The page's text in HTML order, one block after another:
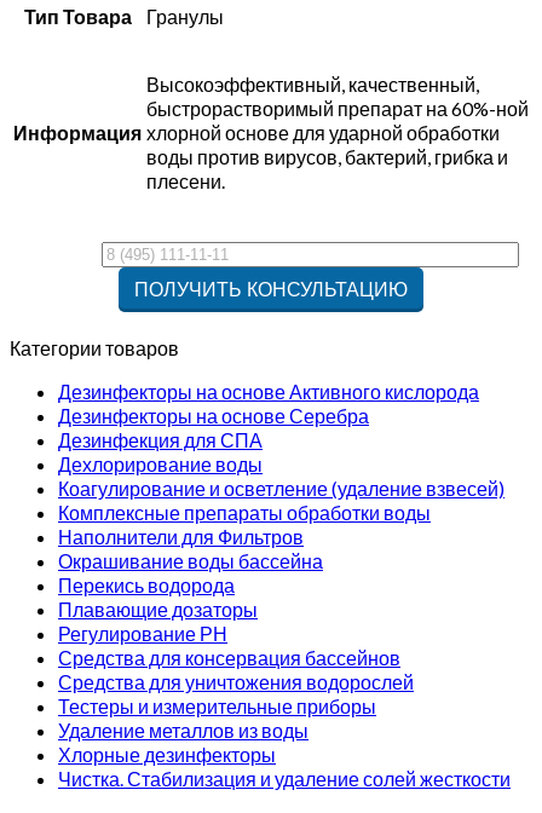
Тип Товара Гранулы
Информация
Высокоэффективный, качественный,
быстрорастворимый препарат на 60%-ной
хлорной основе для ударной обработки
воды против вирусов, бактерий, грибка и
плесени.
Категории товаров
Дезинфекторы на основе Активного кислорода
Дезинфекторы на основе Серебра
Дезинфекция для СПА
Дехлорирование воды
Коагулирование и осветление (удаление взвесей)
Комплексные препараты обработки воды
Наполнители для Фильтров
Окрашивание воды бассейна
Перекись водорода
Плавающие дозаторы
Регулирование РН
Средства для консервация бассейнов
Средства для уничтожения водорослей
Тестеры и измерительные приборы
Удаление металлов из воды
Хлорные дезинфекторы
Чистка. Стабилизация и удаление солей жесткости